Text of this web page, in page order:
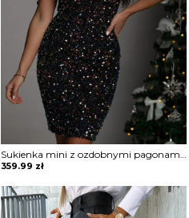
Sukienka mini z ozdobnymi pagonami Rosia
359.99 zł